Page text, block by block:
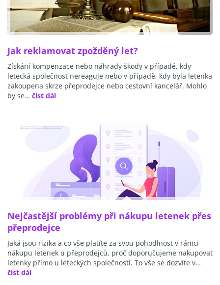
Jak reklamovat zpožděný let?
Získání kompenzace nebo náhrady škody v případě, kdy
letecká společnost nereaguje nebo v případě, kdy byla letenka
zakoupena skrze přeprodejce nebo cestovní kancelář. Mohlo
by se… číst dál
Nejčastější problémy při nákupu letenek přes
přeprodejce
Jaká jsou rizika a co vše platíte za svou pohodlnost v rámci
nákupu letenek u přeprodejců, proč doporučujeme nakupovat
letenky přímo u leteckých společností. To vše se dozvíte v…
číst dál